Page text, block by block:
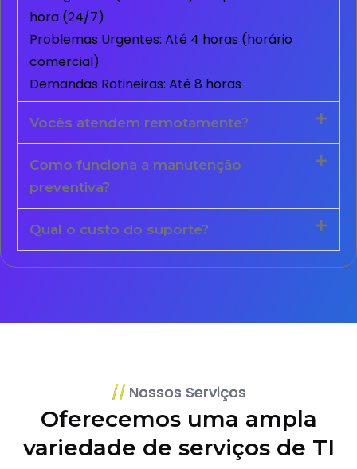
hora (24/7)
Problemas Urgentes: Até 4 horas (horário
comercial)
Demandas Rotineiras: Até 8 horas
Vocês atendem remotamente?
Como funciona a manutenção
preventiva?
Qual o custo do suporte?
Nossos Serviços
Oferecemos uma ampla
variedade de serviços de TI